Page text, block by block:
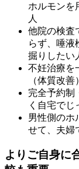
ホルモンを
人
他院の検査
らず、 唾液
掘りしたい
不妊治療を
（体質改
完全予約制
く自宅でじ
男性側のホ
せて、夫婦
よりご自身に